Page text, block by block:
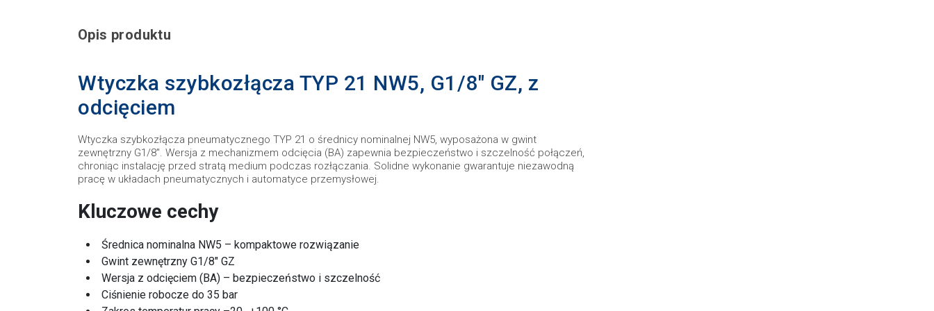
Opis produktu
Wtyczka szybkozłącza TYP 21 NW5, G1/8" GZ, z
odcięciem
Wtyczka szybkozłącza pneumatycznego TYP 21 o średnicy nominalnej NW5, wyposażona w gwint
zewnętrzny G1/8". Wersja z mechanizmem odcięcia (BA) zapewnia bezpieczeństwo i szczelność połączeń,
chroniąc instalację przed stratą medium podczas rozłączania. Solidne wykonanie gwarantuje niezawodną
pracę w układach pneumatycznych i automatyce przemysłowej.
Kluczowe cechy
Średnica nominalna NW5 – kompaktowe rozwiązanie
Gwint zewnętrzny G1/8" GZ
Wersja z odcięciem (BA) – bezpieczeństwo i szczelność
Ciśnienie robocze do 35 bar